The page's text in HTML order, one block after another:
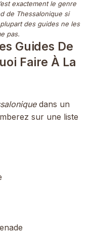
exactement le genre
de Thessalonique si
des guides ne les
pas.
Guides De
Faire À La
dans un
sur une liste